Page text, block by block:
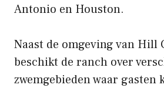
Antonio en Houston.
Naast de omgeving van Hill
beschikt de ranch over
zwemgebieden waar gasten